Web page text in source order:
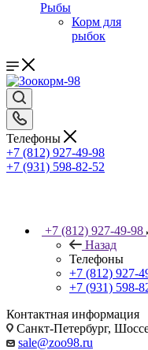
Рыбы
Корм для
рыбок
Телефоны
+7 (812) 927-49-98
+7 (931) 598-82-52
+7 (812) 927-49-98
Назад
Телефоны
+7 (812) 927-
+7 (931) 598-
Контактная информация
Санкт-Петербург,
sale@zoo98.ru